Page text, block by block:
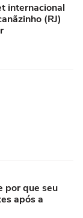
internacional
(RJ)
por que seu
após a